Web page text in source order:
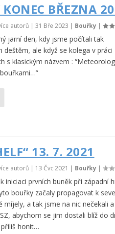
KONEC BŘEZNA
autorů | 31 Bře 2023 | Bouřky|
jarní den, kdy jsme počítali tak
deštěm, ale když se kolega v práci
s klasickým názvem :
13. 7. 2021
autorů | 13 Čvc 2021 | Bouřky|
iniciaci prvních buněk při západní
bouřky začaly propagovat k
míjely, a tak jsme na nic nečekali a
abychom se jim dostali blíž do
honit…